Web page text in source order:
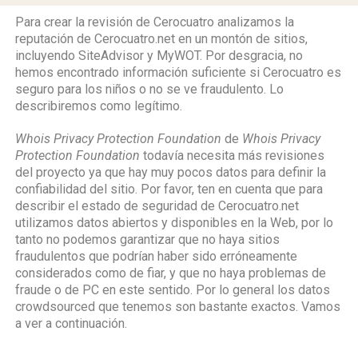
Para crear la revisión de Cerocuatro analizamos la
reputación de Cerocuatro.net en un montón de sitios,
incluyendo SiteAdvisor y MyWOT. Por desgracia, no
hemos encontrado información suficiente si Cerocuatro es
seguro para los niños o no se ve fraudulento. Lo
describiremos como legítimo.
Whois Privacy Protection Foundation de Whois Privacy
Protection Foundation todavía necesita más revisiones
del proyecto ya que hay muy pocos datos para definir la
confiabilidad del sitio. Por favor, ten en cuenta que para
describir el estado de seguridad de Cerocuatro.net
utilizamos datos abiertos y disponibles en la Web, por lo
tanto no podemos garantizar que no haya sitios
fraudulentos que podrían haber sido erróneamente
considerados como de fiar, y que no haya problemas de
fraude o de PC en este sentido. Por lo general los datos
crowdsourced que tenemos son bastante exactos. Vamos
a ver a continuación.